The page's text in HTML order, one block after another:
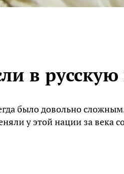
в русскую
было довольно
у этой нации за века